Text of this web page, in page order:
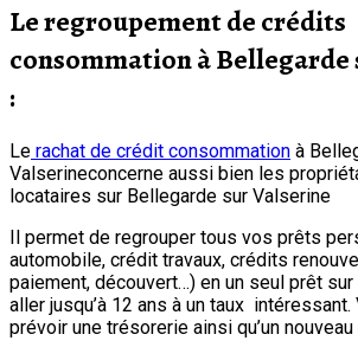
Le regroupement de crédits
consommation à Bellegarde
:
Le rachat de crédit consommation à
Valserineconcerne aussi bien les
locataires sur Bellegarde sur Valserine
Il permet de regrouper tous vos prêts
automobile, crédit travaux, crédits
paiement, découvert…) en un seul prêt
aller jusqu’à 12 ans à un taux
prévoir une trésorerie ainsi qu’un nouveau